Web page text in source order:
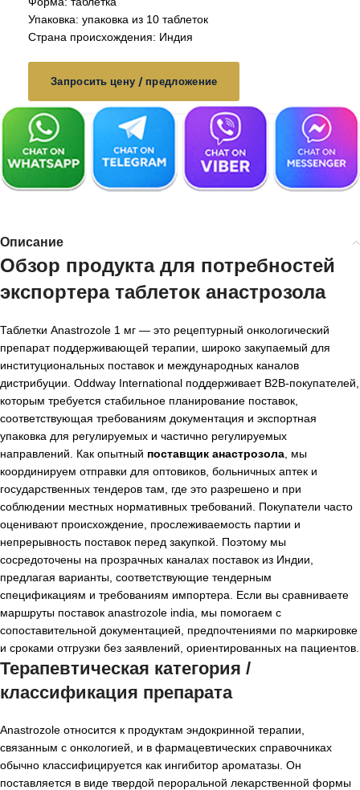
Упаковка: упаковка из 10 таблеток
Страна происхождения: Индия
Запросить цену / предложение
Описание
Обзор продукта для потребностей
экспортера таблеток анастрозола
Таблетки Anastrozole 1 мг — это рецептурный онкологический
препарат поддерживающей терапии, широко закупаемый для
институциональных поставок и международных каналов
дистрибуции. Oddway International поддерживает B2B-покупателей,
которым требуется стабильное планирование поставок,
соответствующая требованиям документация и экспортная
упаковка для регулируемых и частично регулируемых
направлений. Как опытный поставщик анастрозола , мы
координируем отправки для оптовиков, больничных аптек и
государственных тендеров там, где это разрешено и при
соблюдении местных нормативных требований. Покупатели часто
оценивают происхождение, прослеживаемость партии и
непрерывность поставок перед закупкой. Поэтому мы
сосредоточены на прозрачных каналах поставок из Индии,
предлагая варианты, соответствующие тендерным
спецификациям и требованиям импортера. Если вы сравниваете
маршруты поставок anastrozole india, мы помогаем с
сопоставительной документацией, предпочтениями по маркировке
и сроками отгрузки без заявлений, ориентированных на пациентов.
Терапевтическая категория /
классификация препарата
Anastrozole относится к продуктам эндокринной терапии,
связанным с онкологией, и в фармацевтических справочниках
обычно классифицируется как ингибитор ароматазы. Он
поставляется в виде твердой пероральной лекарственной формы